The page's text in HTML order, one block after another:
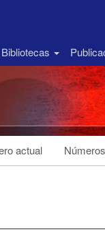
Bibliotecas
actual